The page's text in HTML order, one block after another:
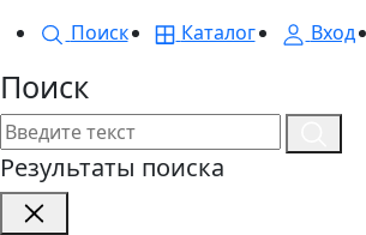
Поиск
Каталог Вход
Поиск
Результаты поиска